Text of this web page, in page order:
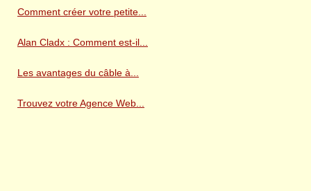
Comment créer votre petite...
Alan Cladx : Comment est-il...
Les avantages du câble à...
Trouvez votre Agence Web...